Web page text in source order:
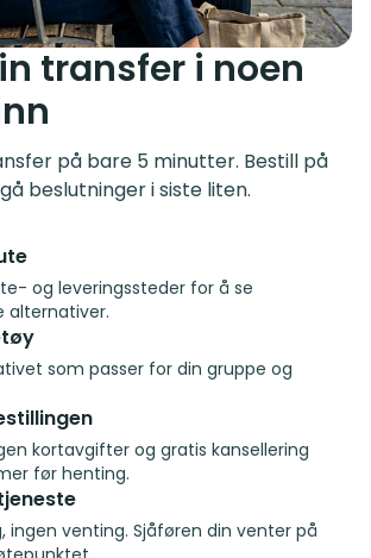
transfer i noen
på bare 5 minutter. Bestill på
beslutninger i siste liten.
og leveringssteder for å se
alternativer.
som passer for din gruppe og
kortavgifter og gratis kansellering
før henting.
ingen venting. Sjåføren din venter på